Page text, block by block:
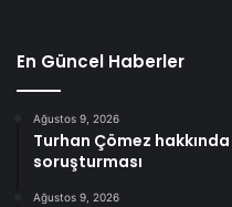
En Güncel Haberler
Ağustos 9, 2026
Turhan Çömez hakkında
soruşturması
Ağustos 9, 2026